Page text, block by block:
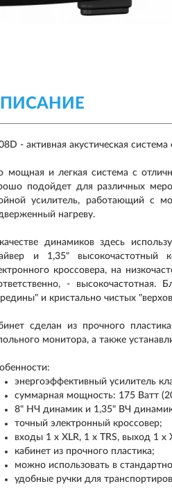
- активная акустическая
мощная и легкая система с
подойдет для различных
усилитель, работающий с
нагреву.
динамиков здесь
и 1,35" высокочастотный
кроссовера, на
- высокочастотная.
и кристально чистых
сделан из прочного
монитора, а также
энергоэффективный усилитель
суммарная мощность: 175 Ватт
8" НЧ динамик и 1,35" ВЧ
точный электронный кроссовер;
входы 1 x XLR, 1 x TRS, выход 1 x
кабинет из прочного пластика;
можно использовать в
удобные ручки для